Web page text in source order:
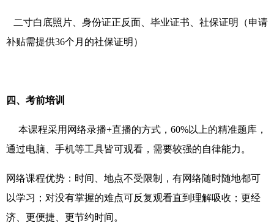
二寸白底照片、身份证正反面、毕业证书、社保证明（申请
补贴需提供36个月的社保证明）
四、考前培训
本课程采用网络录播+直播的方式，60%以上的精准题库，
通过电脑、手机等工具皆可观看，需要较强的自律能力。
网络课程优势：时间、地点不受限制，有网络随时随地都可
以学习；对没有掌握的难点可反复观看直到理解吸收；更经
济、更便捷、更节约时间。